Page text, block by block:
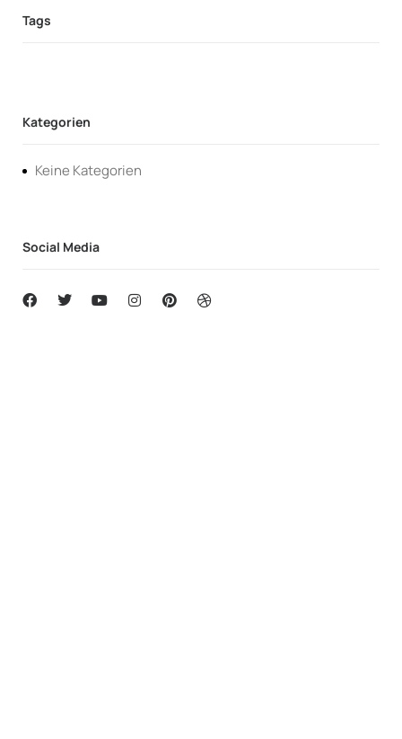
Kategorien
Keine Kategorien
Social Media